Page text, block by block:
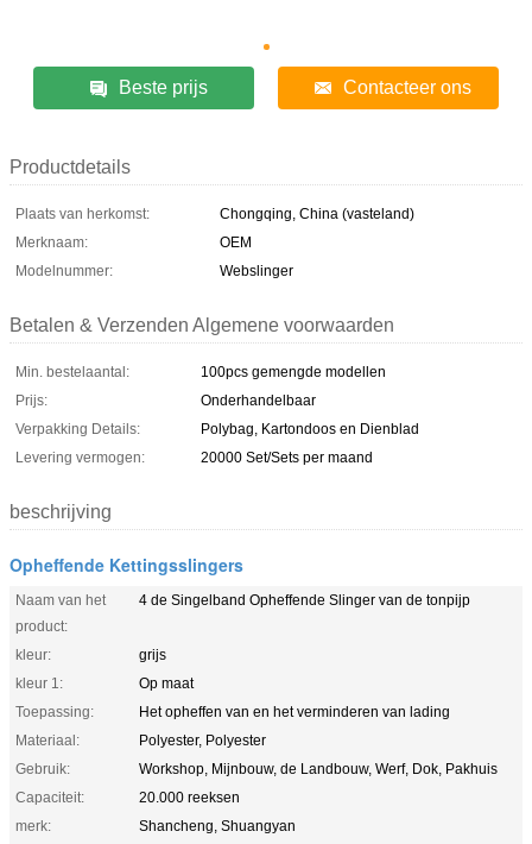
Beste prijs Contacteer ons
Productdetails
Plaats van herkomst:
Chongqing, China (vasteland)
Merknaam:
OEM
Modelnummer:
Webslinger
Betalen & Verzenden Algemene voorwaarden
Min. bestelaantal:
100pcs gemengde modellen
Prijs:
Onderhandelbaar
Verpakking Details:
Polybag, Kartondoos en Dienblad
Levering vermogen:
20000 Set/Sets per maand
beschrijving
Opheffende Kettingsslingers
Naam van het
product:
4 de Singelband Opheffende Slinger van de tonpijp
kleur:
grijs
kleur 1:
Op maat
Toepassing:
Het opheffen van en het verminderen van lading
Materiaal:
Polyester, Polyester
Gebruik:
Workshop, Mijnbouw, de Landbouw, Werf, Dok, Pakhuis
Capaciteit:
20.000 reeksen
merk:
Shancheng, Shuangyan